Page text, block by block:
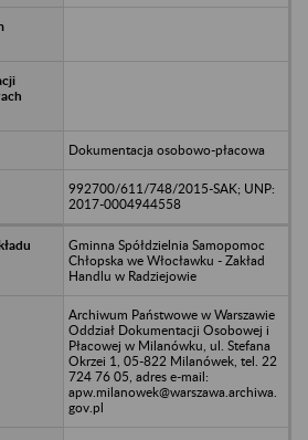
Dokumentacja osobowo-płacowa
992700/611/748/2015-SAK; UNP:
2017-0004944558
Gminna Spółdzielnia Samopomoc
Chłopska we Włocławku - Zakład
Handlu w Radziejowie
Archiwum Państwowe w Warszawie
Oddział Dokumentacji Osobowej i
Płacowej w Milanówku, ul. Stefana
Okrzei 1, 05-822 Milanówek, tel. 22
724 76 05, adres e-mail:
apw.milanowek@warszawa.archiwa.
gov.pl